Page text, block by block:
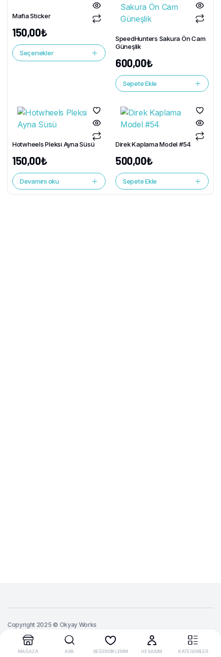
Mafia Sticker
150,00₺
Seçenekler
SpeedHunters Sakura Ön Cam
Güneşlik
600,00₺
Sepete Ekle
Hotwheels Pleksi Ayna Süsü
150,00₺
Devamını oku
Direk Kaplama Model #54
500,00₺
Sepete Ekle
Copyright 2025 © Okyay Works
MAĞAZA ARA BEĞENDİKLERİM HESABIM KATEGORİLER